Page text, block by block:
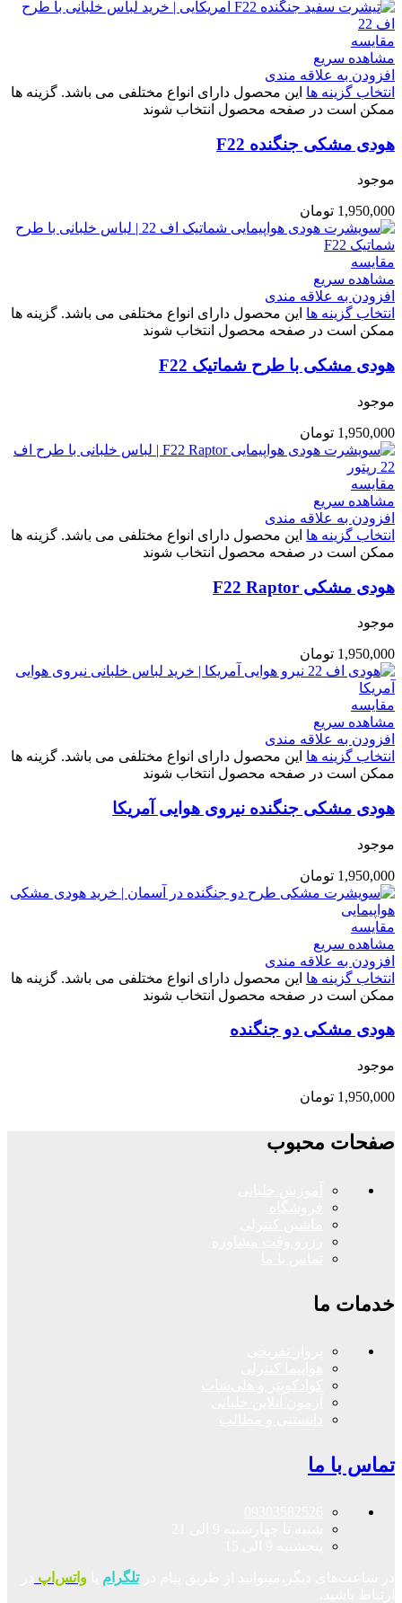
مقایسه
مشاهده سریع
افزودن به علاقه مندی
انتخاب گزینه ها این محصول دارای انواع مختلفی می باشد. گزینه ها
ممکن است در صفحه محصول انتخاب شوند
هودی مشکی جنگنده F22
موجود
1,950,000 تومان
مقایسه
مشاهده سریع
افزودن به علاقه مندی
انتخاب گزینه ها این محصول دارای انواع مختلفی می باشد. گزینه ها
ممکن است در صفحه محصول انتخاب شوند
هودی مشکی با طرح شماتیک F22
موجود
1,950,000 تومان
مقایسه
مشاهده سریع
افزودن به علاقه مندی
انتخاب گزینه ها این محصول دارای انواع مختلفی می باشد. گزینه ها
ممکن است در صفحه محصول انتخاب شوند
هودی مشکی F22 Raptor
موجود
1,950,000 تومان
مقایسه
مشاهده سریع
افزودن به علاقه مندی
انتخاب گزینه ها این محصول دارای انواع مختلفی می باشد. گزینه ها
ممکن است در صفحه محصول انتخاب شوند
هودی مشکی جنگنده نیروی هوایی آمریکا
موجود
1,950,000 تومان
مقایسه
مشاهده سریع
افزودن به علاقه مندی
انتخاب گزینه ها این محصول دارای انواع مختلفی می باشد. گزینه ها
ممکن است در صفحه محصول انتخاب شوند
هودی مشکی دو جنگنده
موجود
1,950,000 تومان
صفحات محبوب
خدمات ما
تماس با ما
در ساعت‌های دیگر،میتوانید از طریق پیام درتلگرام واتس‌اپ